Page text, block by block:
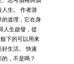
人生。 作者游
的道理，它在身
人生啟發，從
下的可以用來
好生活。 快速
，不是嗎？